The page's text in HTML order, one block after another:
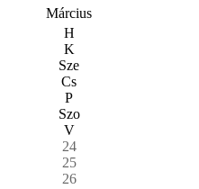
Március
H
K
Sze
Cs
P
Szo
V
24
25
26